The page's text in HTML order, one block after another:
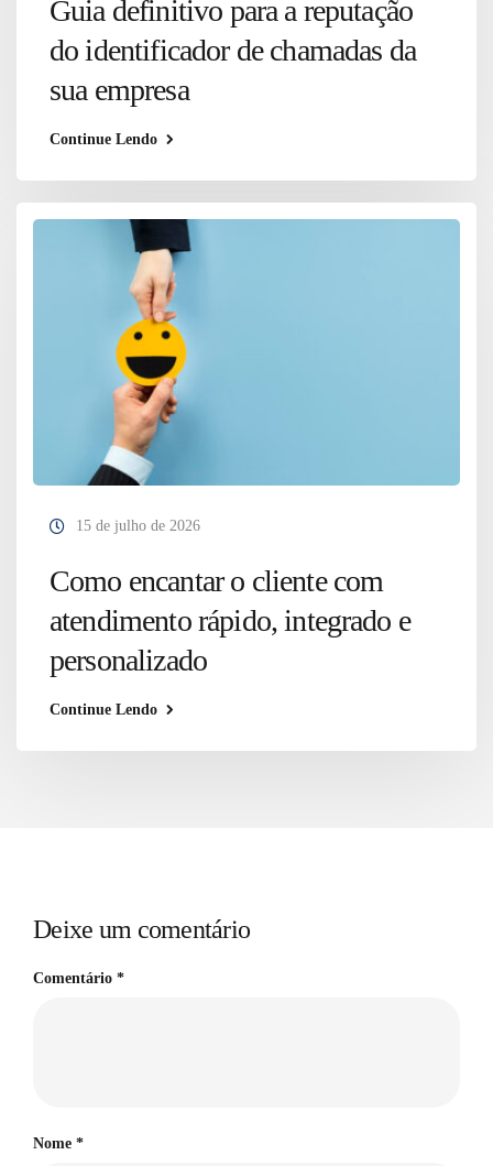
Guia definitivo para a reputação
do identificador de chamadas da
sua empresa
Continue Lendo
15 de julho de 2026
Como encantar o cliente com
atendimento rápido, integrado e
personalizado
Continue Lendo
Deixe um comentário
Comentário *
Nome *